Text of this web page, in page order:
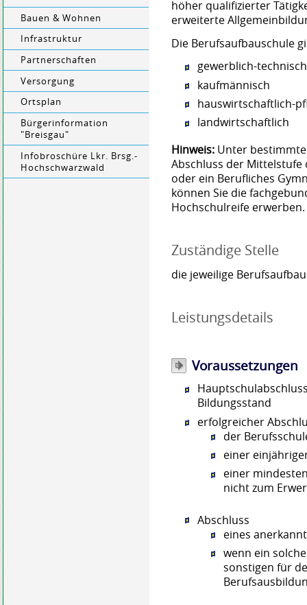
Bauen & Wohnen
Infrastruktur
Partnerschaften
Versorgung
Ortsplan
Bürgerinformation
"Breisgau"
Infobroschüre Lkr. Brsg.-
Hochschwarzwald
höher qualifizierter
erweiterte
Die Berufsaufbauschule
gewerblich-technisch
kaufmännisch
hauswirtschaftlich-
landwirtschaftlich
Hinweis: Unter
Abschluss der
oder ein Berufliches
können Sie die
Hochschulreife erwerben.
Zuständige Stelle
die jeweilige
Leistungsdetails
Voraussetzungen
Bildungsstand
erfolgreicher
der
einer
einer
nicht zum
Abschluss
eines
wenn ein
sonstigen für